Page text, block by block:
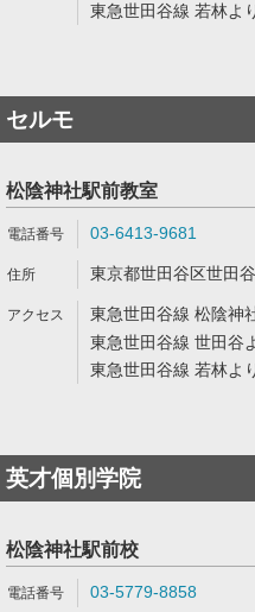
東急世田谷線 若林よ
セルモ
松陰神社駅前教室
03-6413-9681
東京都世田谷区世田
東急世田谷線 松陰神
東急世田谷線 世田谷
東急世田谷線 若林よ
英才個別学院
松陰神社駅前校
03-5779-8858